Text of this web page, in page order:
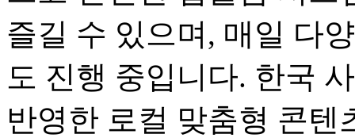
즐길 수 있으며, 매일 다
도 진행 중입니다. 한국
반영한 로컬 맞춤형 콘텐